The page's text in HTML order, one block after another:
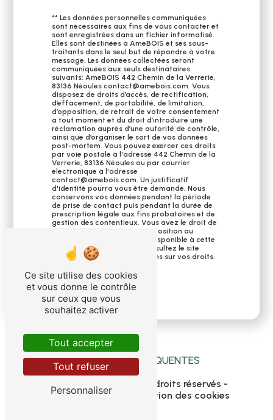
** Les données personnelles communiquées
sont nécessaires aux fins de vous contacter et
sont enregistrées dans un fichier informatisé.
Elles sont destinées à AmeBOIS et ses sous-
traitants dans le seul but de répondre à votre
message. Les données collectées seront
communiquées aux seuls destinataires
suivants: AmeBOIS 442 Chemin de la Verrerie,
83136 Néoules contact@amebois.com. Vous
disposez de droits d’accès, de rectification,
d’effacement, de portabilité, de limitation,
d’opposition, de retrait de votre consentement
à tout moment et du droit d’introduire une
réclamation auprès d’une autorité de contrôle,
ainsi que d’organiser le sort de vos données
post-mortem. Vous pouvez exercer ces droits
par voie postale à l'adresse 442 Chemin de la
Verrerie, 83136 Néoules ou par courrier
électronique à l'adresse
contact@amebois.com. Un justificatif
d'identité pourra vous être demandé. Nous
conservons vos données pendant la période
de prise de contact puis pendant la durée de
prescription légale aux fins probatoires et de
gestion des contentieux. Vous avez le droit de
vous inscrire sur la liste d'opposition au
démarchage téléphonique, disponible à cette
adresse: Bloctel.gouv.fr
. Consultez le site
cnil.fr pour plus d’informations sur vos droits.
RECHERCHES FRÉQUENTES
©Vistalid
- 2026 - Tous droits réservés -
Mentions légales
Gestion des cookies
Ce site utilise des cookies
et vous donne le contrôle
sur ceux que vous
souhaitez activer
Tout accepter
Tout refuser
Personnaliser